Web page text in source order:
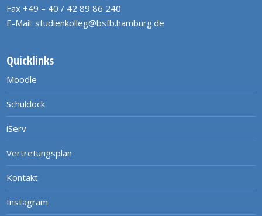
Fax +49 – 40 / 42 89 86 240
E-Mail: studienkolleg@bsfb.hamburg.de
Quicklinks
Moodle
Schuldock
iServ
Vertretungsplan
Kontakt
Instagram